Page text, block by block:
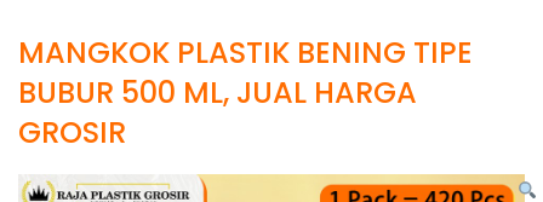
MANGKOK PLASTIK BENING TIPE
BUBUR 500 ML, JUAL HARGA
GROSIR